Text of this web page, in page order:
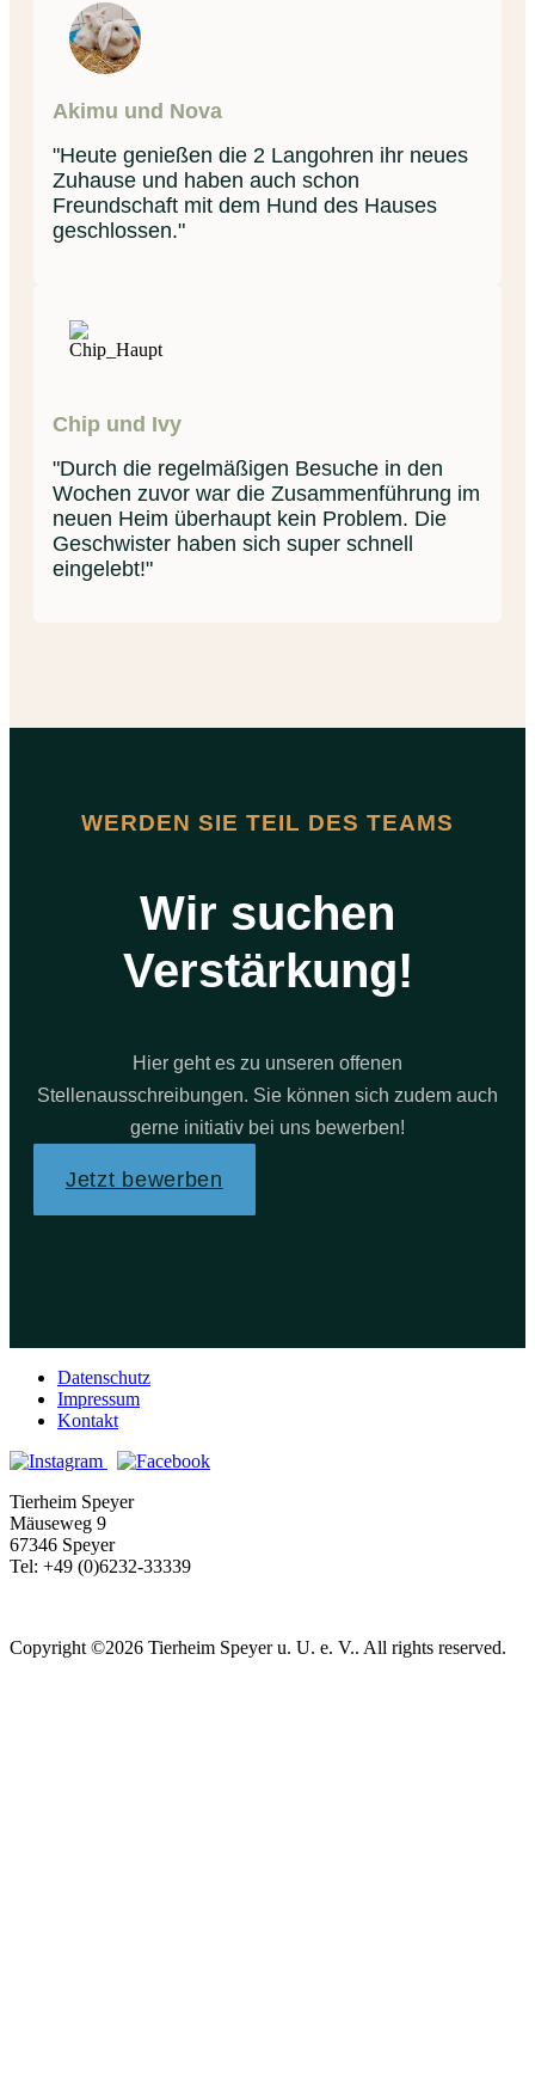
Akimu und Nova
"Heute genießen die 2 Langohren ihr neues
Zuhause und haben auch schon
Freundschaft mit dem Hund des Hauses
geschlossen."
Chip und Ivy
"Durch die regelmäßigen Besuche in den
Wochen zuvor war die Zusammenführung im
neuen Heim überhaupt kein Problem. Die
Geschwister haben sich super schnell
eingelebt!"
WERDEN SIE TEIL DES TEAMS
Wir suchen
Verstärkung!
Hier geht es zu unseren offenen
Stellenausschreibungen. Sie können sich zudem auch
gerne initiativ bei uns bewerben!
Jetzt bewerben
Datenschutz
Impressum
Kontakt
Tierheim Speyer
Mäuseweg 9
67346 Speyer
Tel: +49 (0)6232-33339
Copyright ©2026 Tierheim Speyer u. U. e. V.. All rights reserved.